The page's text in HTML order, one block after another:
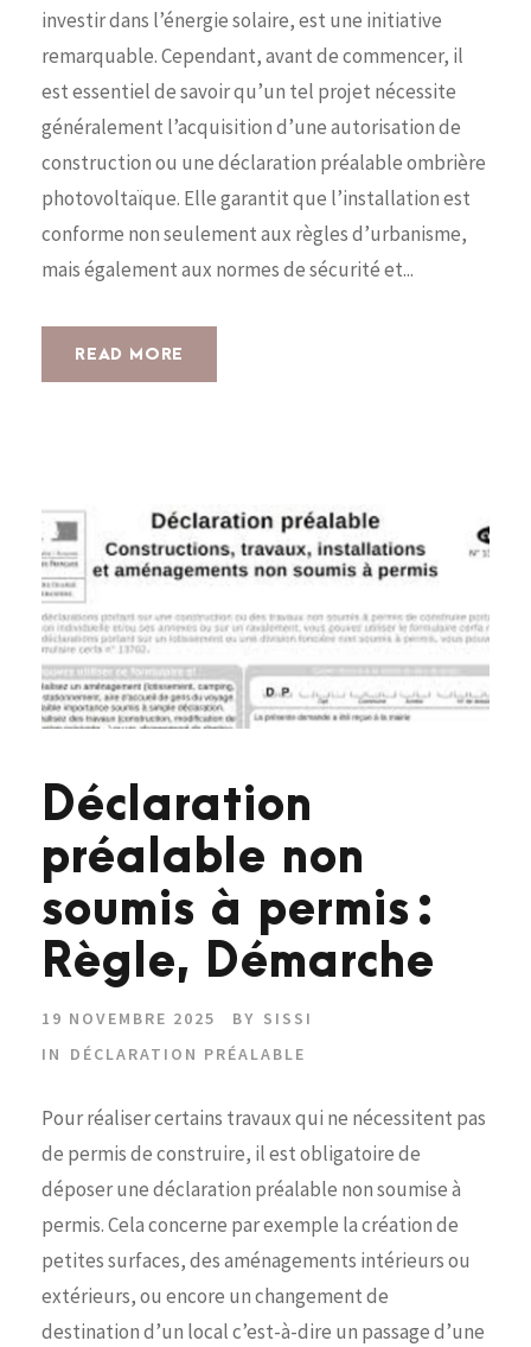
investir dans l’énergie solaire, est une initiative
remarquable. Cependant, avant de commencer, il
est essentiel de savoir qu’un tel projet nécessite
généralement l’acquisition d’une autorisation de
construction ou une déclaration préalable ombrière
photovoltaïque. Elle garantit que l’installation est
conforme non seulement aux règles d’urbanisme,
mais également aux normes de sécurité et...
READ MORE
Déclaration
préalable non
soumis à permis :
Règle, Démarche
19 NOVEMBRE 2025 BY SISSI
IN
DÉCLARATION PRÉALABLE
Pour réaliser certains travaux qui ne nécessitent pas
de permis de construire, il est obligatoire de
déposer une déclaration préalable non soumise à
permis. Cela concerne par exemple la création de
petites surfaces, des aménagements intérieurs ou
extérieurs, ou encore un changement de
destination d’un local c’est-à-dire un passage d’une